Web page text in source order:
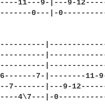
11---9-|---9-
0---|-
7-|--------
7-------|---9-
4\7---|-